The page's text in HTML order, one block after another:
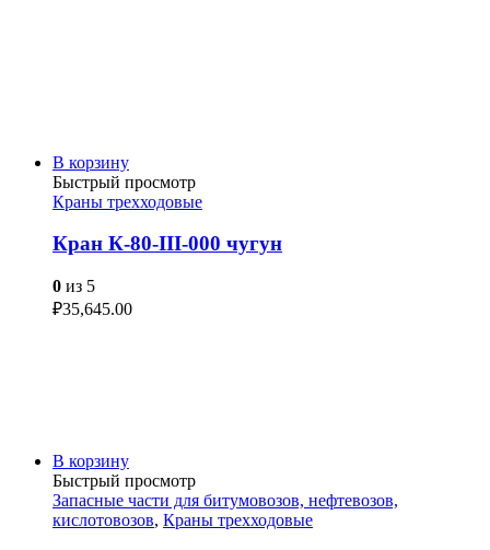
В корзину
Быстрый просмотр
Краны трехходовые
Кран К-80-III-000 чугун
0 из 5
₽35,645.00
В корзину
Быстрый просмотр
Запасные части для битумовозов, нефтевозов,
кислотовозов, Краны трехходовые